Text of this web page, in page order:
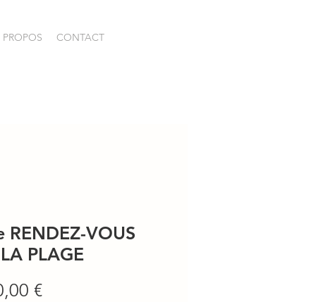
CONTACT
RENDEZ-VOUS
PLAGE
€Prix